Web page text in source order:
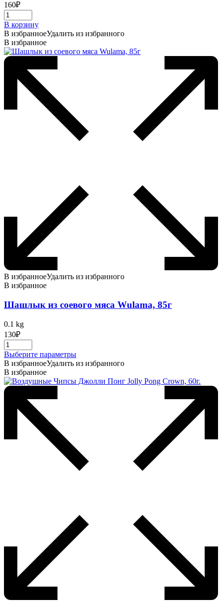
160₽
В корзину
В избранноеУдалить из избранного
В избранное
В избранноеУдалить из избранного
В избранное
Шашлык из соевого мяса Wulama, 85г
0.1 kg
130₽
Выберите параметрыЭтот
товар
несколько
В избранноеУдалить из избранного
В избранное